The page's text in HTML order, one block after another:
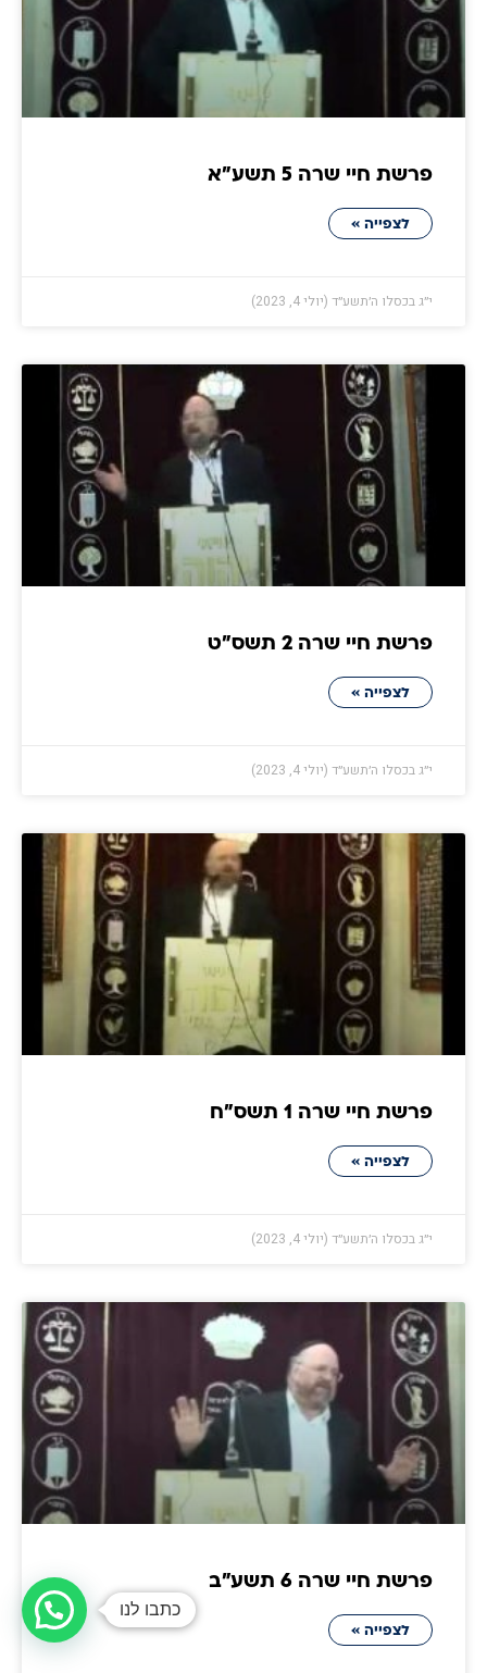
פרשת חיי שרה 5 תשע״א
לצפייה »
י״ג בכסלו ה׳תשע״ד (יולי 4, 2023)
פרשת חיי שרה 2 תשס״ט
לצפייה »
י״ג בכסלו ה׳תשע״ד (יולי 4, 2023)
פרשת חיי שרה 1 תשס״ח
לצפייה »
י״ג בכסלו ה׳תשע״ד (יולי 4, 2023)
פרשת חיי שרה 6 תשע״ב
לצפייה »
כתבו לנו